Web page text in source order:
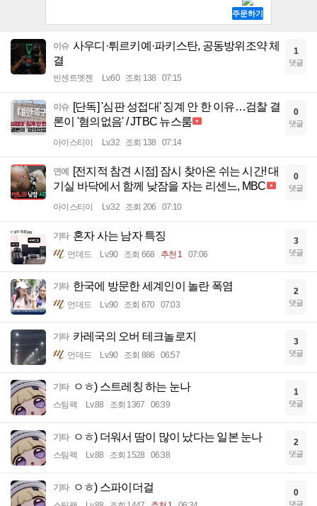
이슈 사우디·튀르키예·파키스탄, 공동방위조약 체
결
빈센트멧젠 Lv.60 조회 138 07:15
1
댓글
이슈 [단독] '심판 성접대' 징계 안 한 이유…검찰 결
론이 '혐의없음' / JTBC 뉴스룸
아이스티이 Lv.32 조회 138 07:14
0
댓글
연예
[전지적 참견 시점] 잠시 찾아온 쉬는 시간! 대
기실 바닥에서 함께 낮잠을 자는 리센느, MBC
아이스티이 Lv.32 조회 206 07:10
0
댓글
기타 혼자 사는 남자 특징
언데드 Lv.90 조회 668 추천 1 07:06
3
댓글
기타 한국에 방문한 세계인이 놀란 폭염
언데드 Lv.90 조회 670 07:03
2
댓글
기타 카레국의 오버 테크놀로지
언데드 Lv.90 조회 886 06:57
3
댓글
기타 ㅇㅎ) 스트레칭 하는 눈나
스팀팩 Lv.88 조회 1367 06:39
1
댓글
기타 ㅇㅎ) 더워서 땀이 많이 났다는 일본 눈나
스팀팩 Lv.88 조회 1528 06:38
2
댓글
기타 ㅇㅎ) 스파이더걸 0
댓글